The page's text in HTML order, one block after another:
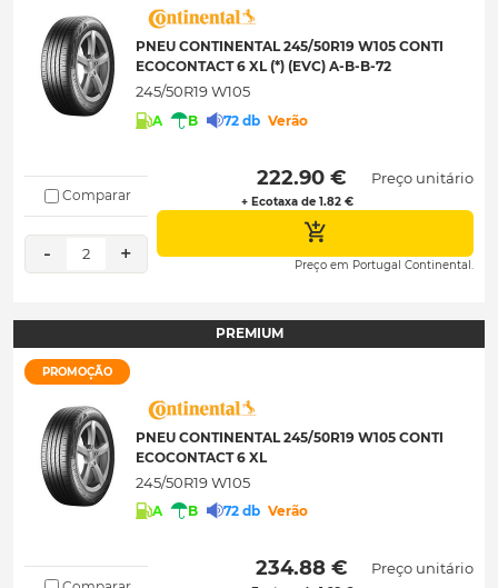
PNEU CONTINENTAL 245/50R19 W105 CONTI
ECOCONTACT 6 XL (*) (EVC) A-B-B-72
245/50R19 W105
A B 72 db Verão
Comparar
- 2 +
222.90 €
+ Ecotaxa de 1.82 €
Preço unitário
Preço em Portugal Continental.
PREMIUM
PROMOÇÃO
PNEU CONTINENTAL 245/50R19 W105 CONTI
ECOCONTACT 6 XL
245/50R19 W105
A B 72 db Verão
234.88 € Preço unitário